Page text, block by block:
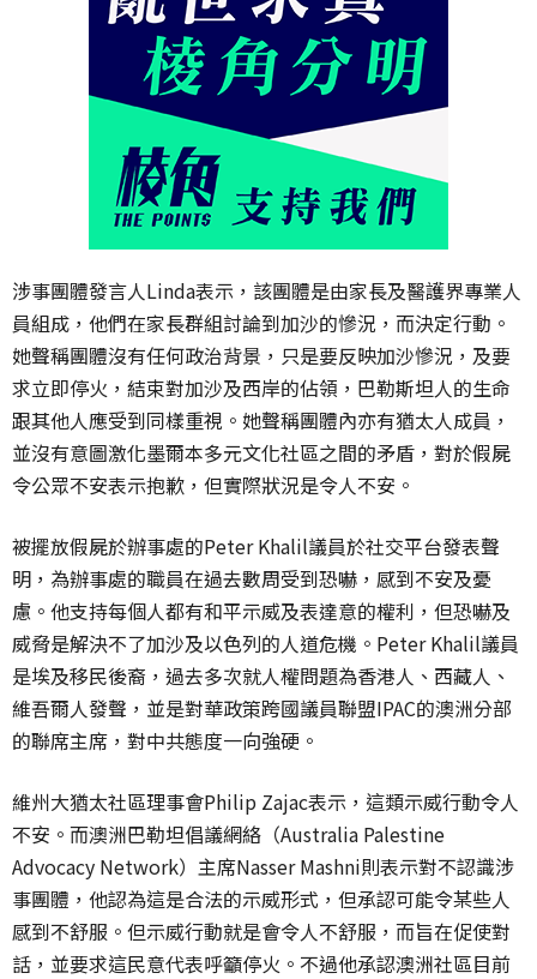
涉事團體發言人Linda表示，該團體是由家長及醫護界專業人
員組成，他們在家長群組討論到加沙的慘況，而決定行動。
她聲稱團體沒有任何政治背景，只是要反映加沙慘況，及要
求立即停火，結束對加沙及西岸的佔領，巴勒斯坦人的生命
跟其他人應受到同樣重視。她聲稱團體內亦有猶太人成員，
並沒有意圖激化墨爾本多元文化社區之間的矛盾，對於假屍
令公眾不安表示抱歉，但實際狀況是令人不安。
被擺放假屍於辦事處的Peter Khalil議員於社交平台發表聲
明，為辦事處的職員在過去數周受到恐嚇，感到不安及憂
慮。他支持每個人都有和平示威及表達意的權利，但恐嚇及
威脅是解決不了加沙及以色列的人道危機。Peter Khalil議員
是埃及移民後裔，過去多次就人權問題為香港人、西藏人、
維吾爾人發聲，並是對華政策跨國議員聯盟IPAC的澳洲分部
的聯席主席，對中共態度一向強硬。
維州大猶太社區理事會Philip Zajac表示，這類示威行動令人
不安。而澳洲巴勒坦倡議網絡（Australia Palestine
Advocacy Network）主席Nasser Mashni則表示對不認識涉
事團體，他認為這是合法的示威形式，但承認可能令某些人
感到不舒服。但示威行動就是會令人不舒服，而旨在促使對
話，並要求這民意代表呼籲停火。不過他承認澳洲社區目前